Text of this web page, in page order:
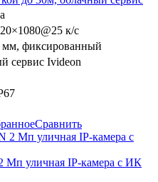
к/с
фиксированный
сервис Ivideon
Сравнить
Мп уличная IP-камера с ИК